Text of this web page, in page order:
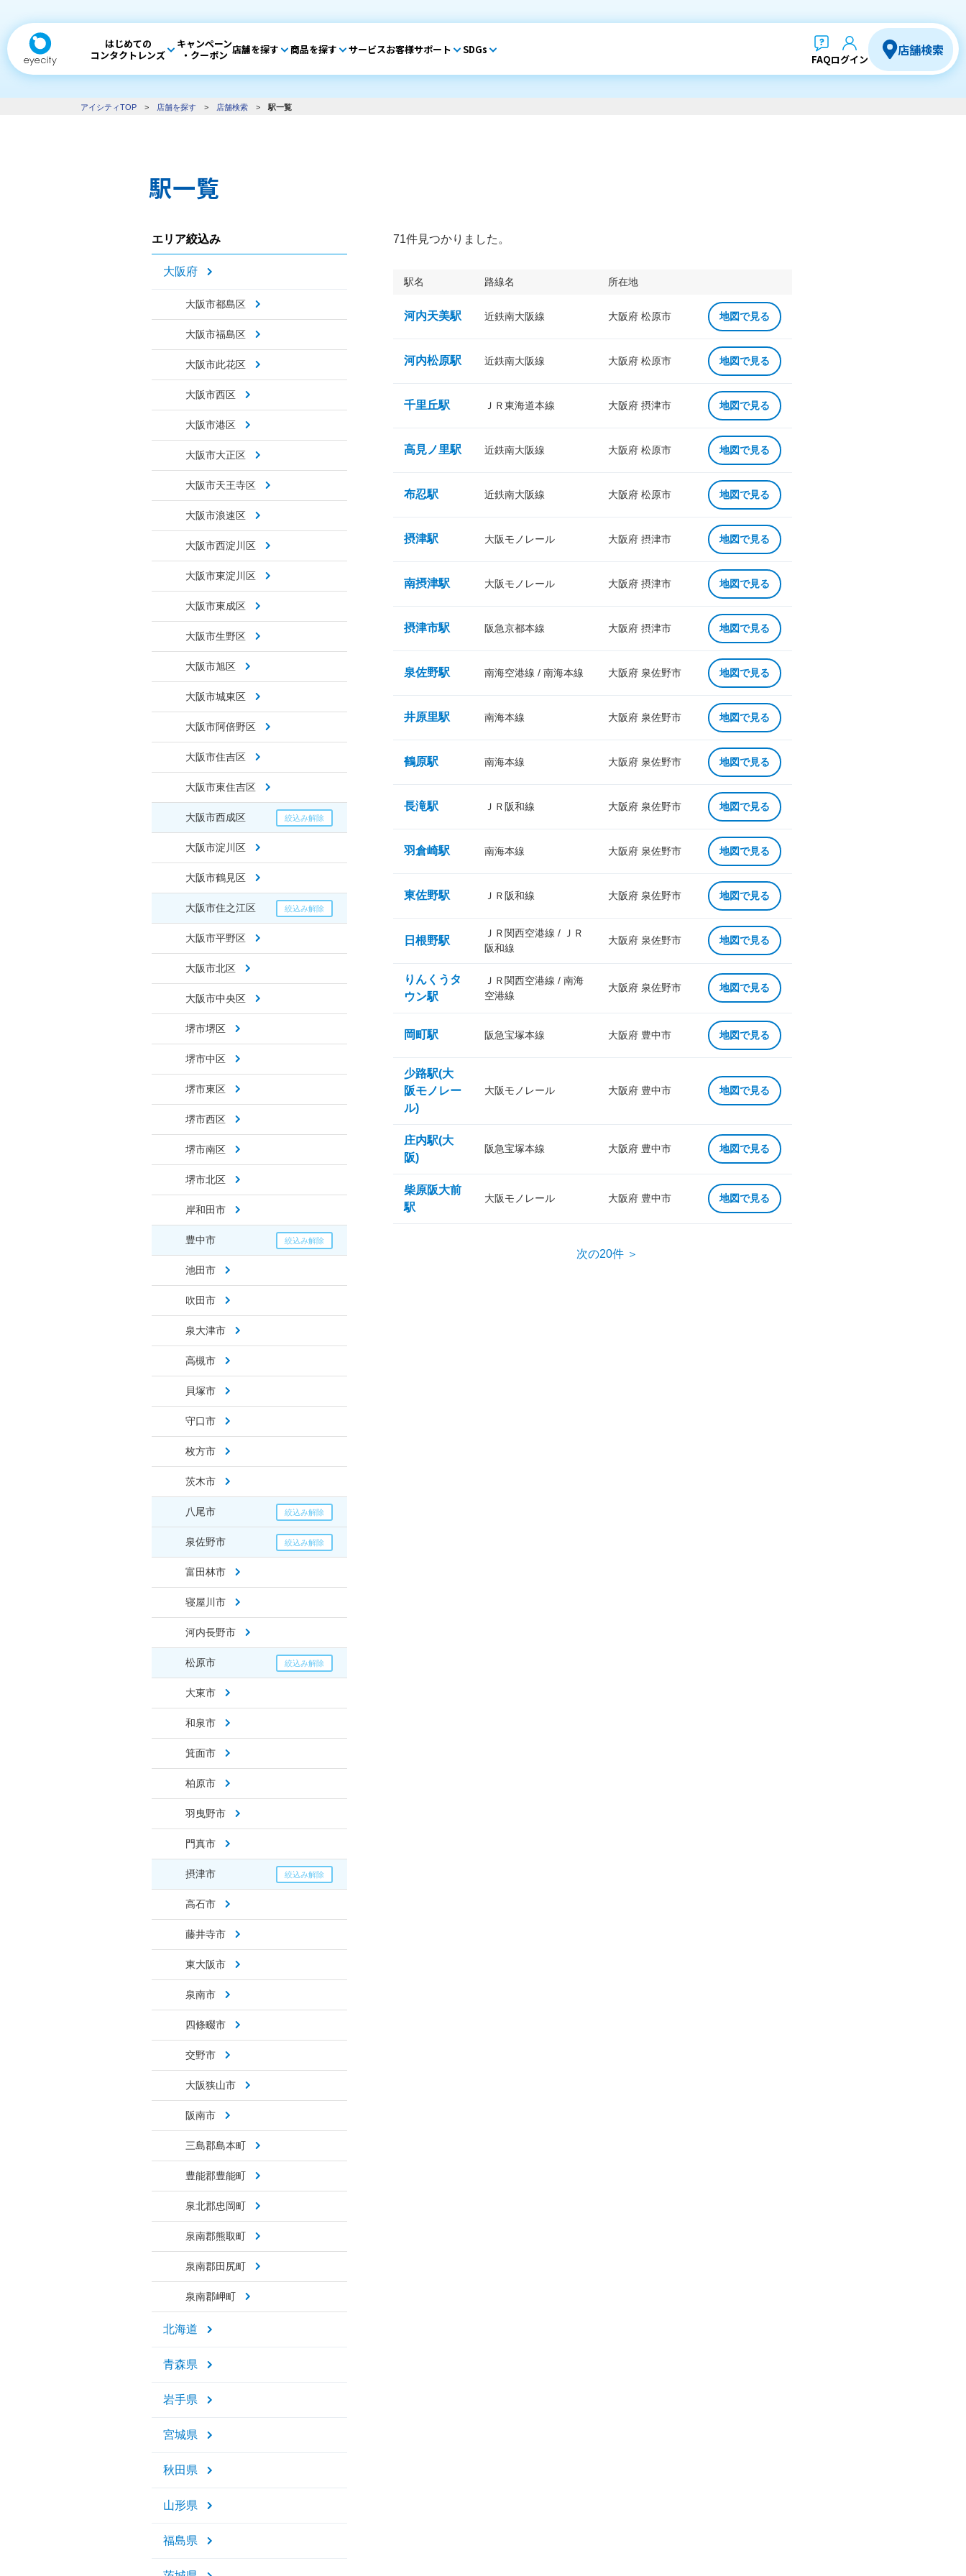
はじめての
コンタクトレンズ
キャンペーン
・クーポン 店舗を探す 商品を探す サービスお客様サポート SDGs
FAQログイン
店舗検索
アイシティTOP > 店舗を探す > 店舗検索 > 駅一覧
駅一覧
エリア絞込み
大阪府
大阪市都島区
大阪市福島区
大阪市此花区
大阪市西区
大阪市港区
大阪市大正区
大阪市天王寺区
大阪市浪速区
大阪市西淀川区
大阪市東淀川区
大阪市東成区
大阪市生野区
大阪市旭区
大阪市城東区
大阪市阿倍野区
大阪市住吉区
大阪市東住吉区
大阪市西成区
大阪市淀川区
大阪市鶴見区
大阪市住之江区
大阪市平野区
大阪市北区
大阪市中央区
堺市堺区
堺市中区
堺市東区
堺市西区
堺市南区
堺市北区
岸和田市
豊中市
池田市
吹田市
泉大津市
高槻市
貝塚市
守口市
枚方市
茨木市
八尾市
泉佐野市
富田林市
寝屋川市
河内長野市
松原市
大東市
和泉市
箕面市
柏原市
羽曳野市
門真市
摂津市
高石市
藤井寺市
東大阪市
泉南市
四條畷市
交野市
大阪狭山市
阪南市
三島郡島本町
豊能郡豊能町
泉北郡忠岡町
泉南郡熊取町
泉南郡田尻町
泉南郡岬町
北海道
青森県
岩手県
宮城県
秋田県
山形県
福島県
71件見つかりました。
駅名 路線名 所在地
河内天美駅 近鉄南大阪線 大阪府 松原市 地図で見る
河内松原駅 近鉄南大阪線 大阪府 松原市 地図で見る
千里丘駅 ＪＲ東海道本線 大阪府 摂津市 地図で見る
高見ノ里駅 近鉄南大阪線 大阪府 松原市 地図で見る
布忍駅 近鉄南大阪線 大阪府 松原市 地図で見る
摂津駅 大阪モノレール 大阪府 摂津市 地図で見る
南摂津駅 大阪モノレール 大阪府 摂津市 地図で見る
摂津市駅 阪急京都本線 大阪府 摂津市 地図で見る
泉佐野駅 南海空港線 / 南海本線 大阪府 泉佐野市 地図で見る
井原里駅 南海本線 大阪府 泉佐野市 地図で見る
鶴原駅 南海本線 大阪府 泉佐野市 地図で見る
長滝駅 ＪＲ阪和線 大阪府 泉佐野市 地図で見る
羽倉崎駅 南海本線 大阪府 泉佐野市 地図で見る
東佐野駅 ＪＲ阪和線 大阪府 泉佐野市 地図で見る
日根野駅
ＪＲ関西空港線 / ＪＲ
阪和線
大阪府 泉佐野市 地図で見る
りんくうタ
ウン駅
ＪＲ関西空港線 / 南海
空港線
大阪府 泉佐野市 地図で見る
岡町駅 阪急宝塚本線 大阪府 豊中市 地図で見る
少路駅(大
阪モノレー
ル)
大阪モノレール 大阪府 豊中市 地図で見る
庄内駅(大
阪)
阪急宝塚本線 大阪府 豊中市 地図で見る
柴原阪大前
駅
大阪モノレール 大阪府 豊中市 地図で見る
次の20件 ＞